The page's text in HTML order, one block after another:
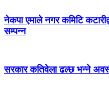
नेकपा एमाले नगर कमिटि
सम्पन्न
सरकार कतिवेला ढल्छ भन्ने